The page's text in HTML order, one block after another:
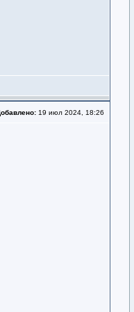
19 июл 2024, 18:26